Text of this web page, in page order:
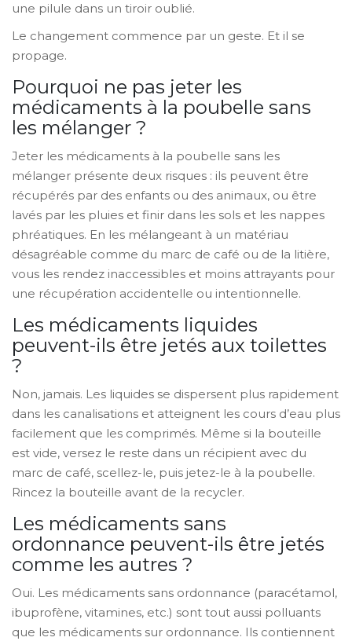
une pilule dans un tiroir oublié.
Le changement commence par un geste. Et il se
propage.
Pourquoi ne pas jeter les
médicaments à la poubelle sans
les mélanger ?
Jeter les médicaments à la poubelle sans les
mélanger présente deux risques : ils peuvent être
récupérés par des enfants ou des animaux, ou être
lavés par les pluies et finir dans les sols et les nappes
phréatiques. En les mélangeant à un matériau
désagréable comme du marc de café ou de la litière,
vous les rendez inaccessibles et moins attrayants pour
une récupération accidentelle ou intentionnelle.
Les médicaments liquides
peuvent-ils être jetés aux toilettes
?
Non, jamais. Les liquides se dispersent plus rapidement
dans les canalisations et atteignent les cours d’eau plus
facilement que les comprimés. Même si la bouteille
est vide, versez le reste dans un récipient avec du
marc de café, scellez-le, puis jetez-le à la poubelle.
Rincez la bouteille avant de la recycler.
Les médicaments sans
ordonnance peuvent-ils être jetés
comme les autres ?
Oui. Les médicaments sans ordonnance (paracétamol,
ibuprofène, vitamines, etc.) sont tout aussi polluants
que les médicaments sur ordonnance. Ils contiennent